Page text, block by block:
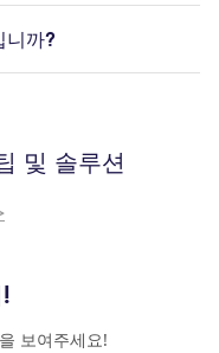
니까?
및 솔루션
보여주세요!